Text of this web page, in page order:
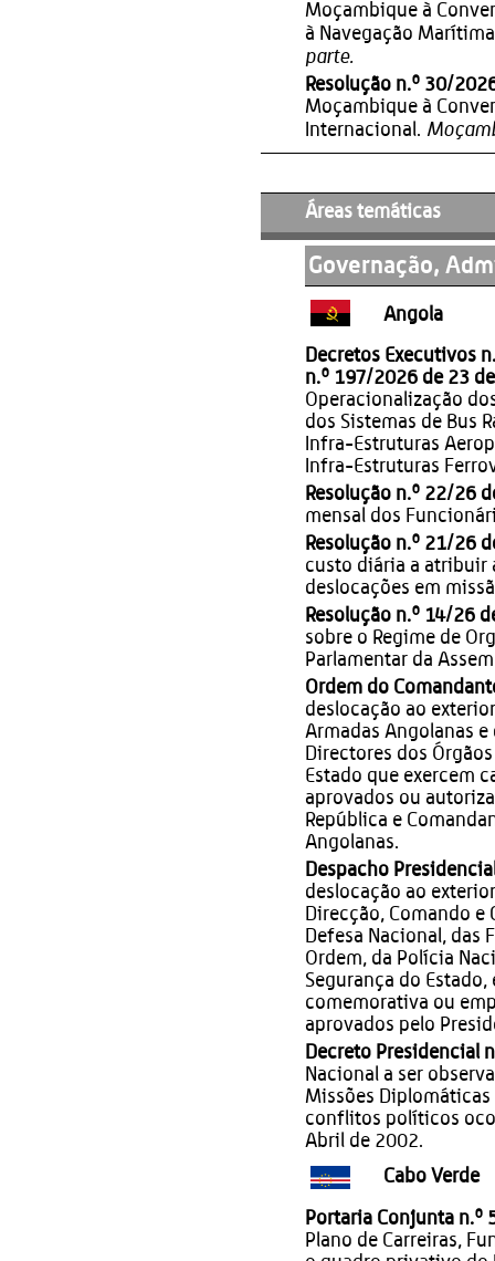
Moçambique à
à Navegação
parte.
Resolução n.º 30/
Moçambique à
Internacional.
Áreas temáticas
Governação,
Angola
Decretos Executivos
n.º 197/2026 de 23
Operacionalização
dos Sistemas de Bus
Infra-Estruturas
Infra-Estruturas
Resolução n.º 22/26
mensal dos
Resolução n.º 21/26
custo diária a atribuir
deslocações em
Resolução n.º 14/26
sobre o Regime de
Parlamentar da
Ordem do
deslocação ao
Armadas Angolanas
Directores dos
Estado que exercem
aprovados ou
República e
Angolanas.
Despacho
deslocação ao
Direcção, Comando
Defesa Nacional, das
Ordem, da Polícia
Segurança do
comemorativa ou
aprovados pelo
Decreto Presidencial
Nacional a ser
Missões Diplomáticas
conflitos políticos
Abril de 2002.
Cabo Verde
Portaria Conjunta n.º
Plano de Carreiras,